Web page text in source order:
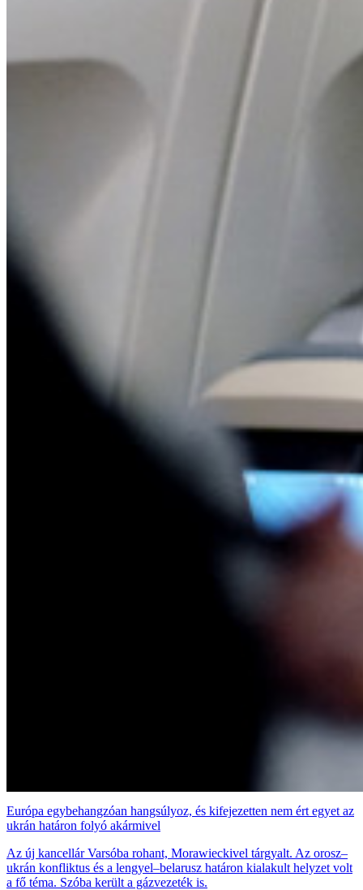
Európa egybehangzóan hangsúlyoz, és kifejezetten nem ért egyet az
ukrán határon folyó akármivel
Az új kancellár Varsóba rohant, Morawieckivel tárgyalt. Az orosz–
ukrán konfliktus és a lengyel–belarusz határon kialakult helyzet volt
a fő téma. Szóba került a gázvezeték is.